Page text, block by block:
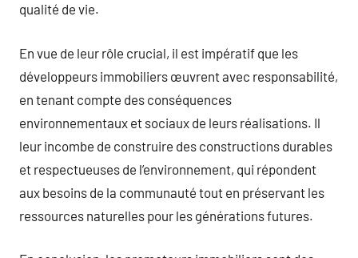
qualité de vie.
En vue de leur rôle crucial, il est impératif que les
développeurs immobiliers œuvrent avec responsabilité,
en tenant compte des conséquences
environnementaux et sociaux de leurs réalisations. Il
leur incombe de construire des constructions durables
et respectueuses de l’environnement, qui répondent
aux besoins de la communauté tout en préservant les
ressources naturelles pour les générations futures.